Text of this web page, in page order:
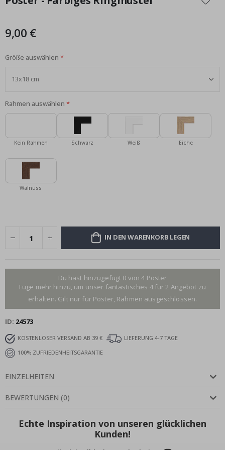
der
9,00 €
Größe auswählen
Rahmen auswählen
Kein Rahmen Schwarz Weiß Eiche
Walnuss
IN DEN WARENKORB LEGEN
Du hast hinzugefügt 0 von 4 Poster
Füge mehr hinzu, um unser fantastisches 4 für 2 Angebot zu
erhalten. Gilt nur für Poster, Rahmen ausgeschlossen.
ID 24573
KOSTENLOSER VERSAND AB 39 €
LIEFERUNG 4-7 TAGE
100% ZUFRIEDENHEITSGARANTIE
EINZELHEITEN
BEWERTUNGEN (0)
Echte Inspiration von unseren glücklichen
Kunden!